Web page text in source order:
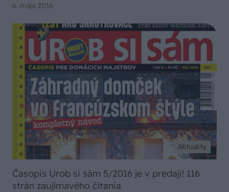
6. mája 2016
Aktuality
Časopis Urob si sám 5/2016 je v predaji! 116
strán zaujímavého čítania